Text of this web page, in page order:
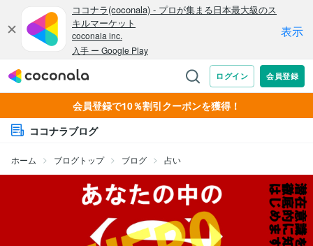
会員登録で10％割引クーポンを獲得！
ココナラブログ
ホーム ブログトップ ブログ 占い